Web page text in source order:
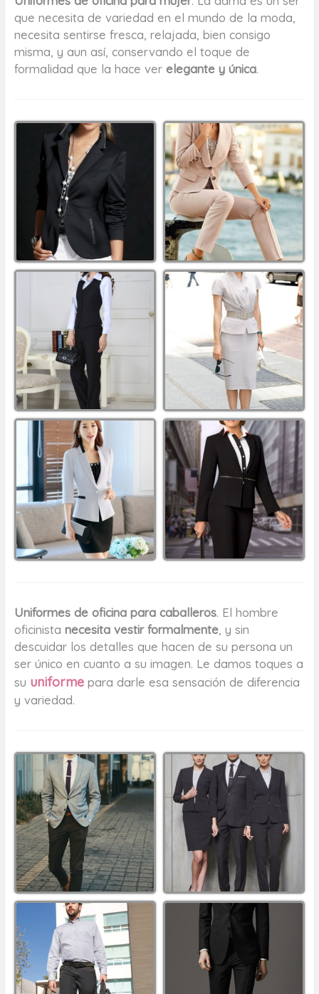
que necesita de variedad en el mundo de la moda,
necesita sentirse fresca, relajada, bien consigo
misma, y aun así, conservando el toque de
formalidad que la hace ver elegante y única.
Uniformes de oficina para caballeros. El hombre
oficinista necesita vestir formalmente, y sin
descuidar los detalles que hacen de su persona un
ser único en cuanto a su imagen. Le damos toques a
su uniformepara darle esa sensación de diferencia
y variedad.